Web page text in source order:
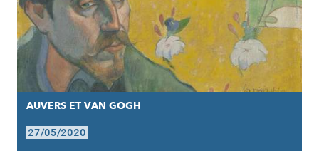
AUVERS ET VAN GOGH
27/05/2020